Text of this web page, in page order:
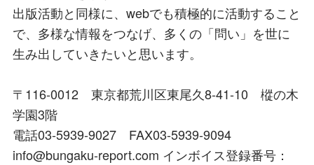
出版活動と同様に、webでも積極的に活動すること
で、多様な情報をつなげ、多くの「問い」を世に
生み出していきたいと思います。
〒116-0012 東京都荒川区東尾久8-41-10 樅の木
学園3階
電話03-5939-9027 FAX03-5939-9094
info@bungaku-report.com インボイス登録番号：